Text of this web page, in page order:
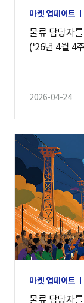
마켓 업데이트
물류 담당자
(‘26년 4월 4
2026-04-24
마켓 업데이트
물류 담당자